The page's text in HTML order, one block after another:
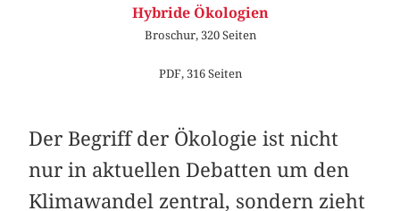
Hybride Ökologien
Broschur, 320 Seiten
PDF, 316 Seiten
Der Begriff der Ökologie ist nicht
nur in aktuellen Debatten um den
Klimawandel zentral, sondern zieht